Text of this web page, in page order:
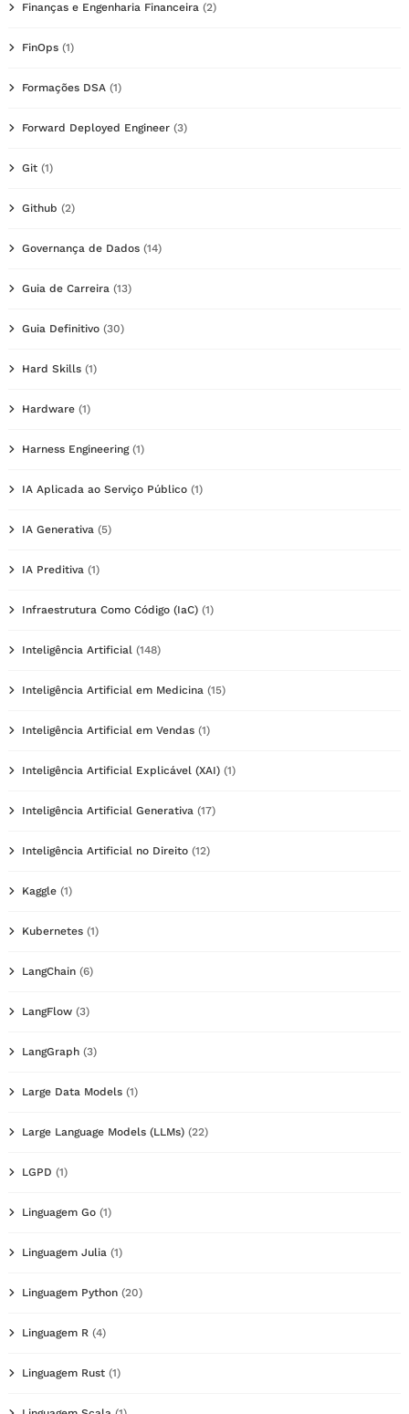
Finanças e Engenharia Financeira (2)
FinOps (1)
Formações DSA (1)
Forward Deployed Engineer (3)
Git (1)
Github (2)
Governança de Dados (14)
Guia de Carreira (13)
Guia Definitivo (30)
Hard Skills (1)
Hardware (1)
Harness Engineering(1)
IA Aplicada ao Serviço Público (1)
IA Generativa (5)
IA Preditiva (1)
Infraestrutura Como Código (IaC) (1)
Inteligência Artificial (148)
Inteligência Artificial em Medicina (15)
Inteligência Artificial em Vendas (1)
Inteligência Artificial Explicável (XAI) (1)
Inteligência Artificial Generativa (17)
Inteligência Artificial no Direito (12)
Kaggle (1)
Kubernetes (1)
LangChain (6)
LangFlow (3)
LangGraph (3)
Large Data Models (1)
Large Language Models (LLMs) (22)
LGPD (1)
Linguagem Go (1)
Linguagem Julia (1)
Linguagem Python (20)
Linguagem R (4)
Linguagem Rust (1)